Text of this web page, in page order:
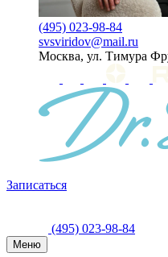
(495) 023-98-84
svsviridov@mail.ru
Москва, ул. Тимура
Записаться
(495) 023-98-84
Меню